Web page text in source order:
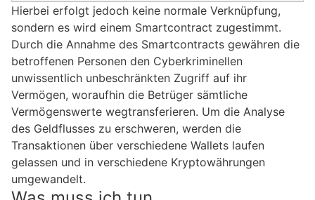
Hierbei erfolgt jedoch keine normale Verknüpfung,
sondern es wird einem Smartcontract zugestimmt.
Durch die Annahme des Smartcontracts gewähren die
betroffenen Personen den Cyberkriminellen
unwissentlich unbeschränkten Zugriff auf ihr
Vermögen, woraufhin die Betrüger sämtliche
Vermögenswerte wegtransferieren. Um die Analyse
des Geldflusses zu erschweren, werden die
Transaktionen über verschiedene Wallets laufen
gelassen und in verschiedene Kryptowährungen
umgewandelt.